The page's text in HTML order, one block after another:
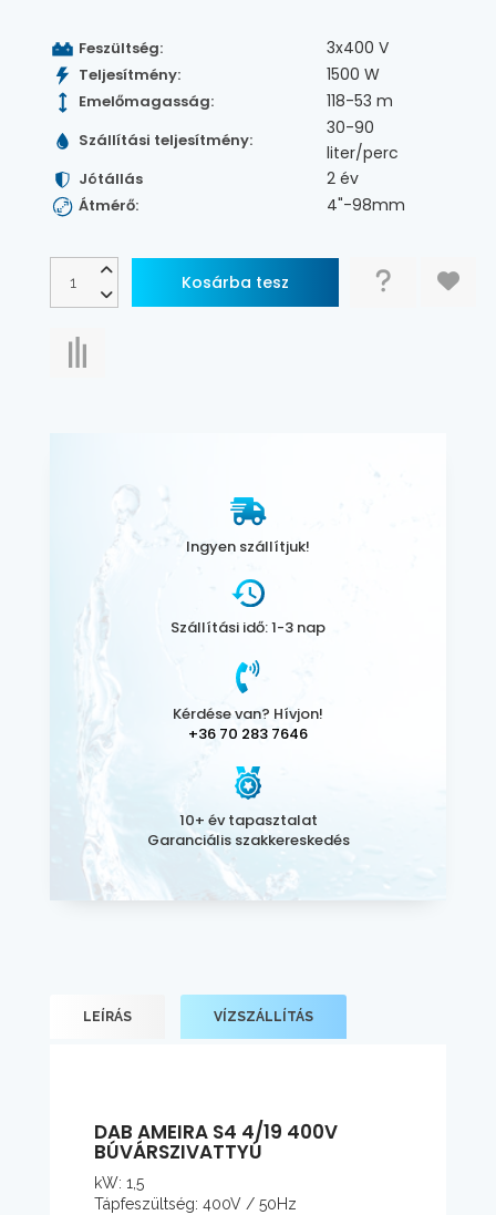
Feszültség: 3x400 V
Teljesítmény: 1500 W
Emelőmagasság: 118-53 m
Szállítási teljesítmény:
30-90
liter/perc
Jótállás 2 év
Átmérő: 4"-98mm
Ingyen szállítjuk!
Szállítási idő: 1-3 nap
Kérdése van? Hívjon!
+36 70 283 7646
10+ év tapasztalat
Garanciális szakkereskedés
LEÍRÁS VÍZSZÁLLÍTÁS
DAB AMEIRA S4 4/19 400V
BÚVÁRSZIVATTYÚ
kW: 1,5
Tápfeszültség: 400V / 50Hz